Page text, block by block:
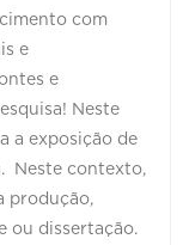
com
e
e
Neste
a exposição de
Neste contexto,
produção,
ou dissertação.